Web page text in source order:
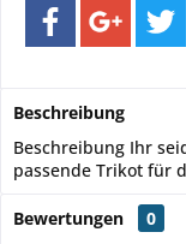
Beschreibung
Beschreibung Ihr
passende Trikot für
Bewertungen
0